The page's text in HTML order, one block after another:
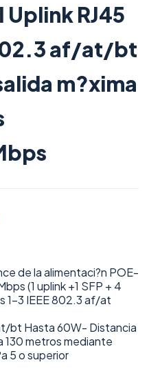
Uplink RJ45
802.3 af/at/bt
m?xima
de la alimentaci?n POE-
(1 uplink +1 SFP + 4
1-3 IEEE 802.3 af/at
bt Hasta 60W- Distancia
130 metros mediante
5 o superior